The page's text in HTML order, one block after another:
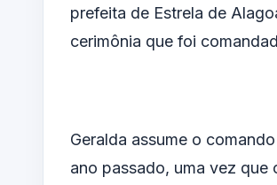
prefeita de Estrela de
cerimônia que foi
Geralda assume o
ano passado, uma vez que